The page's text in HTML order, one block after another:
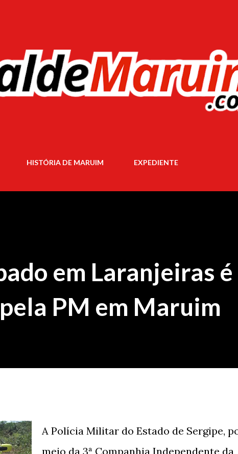
HISTÓRIA DE MARUIM EXPEDIENTE
em Laranjeiras é
PM em Maruim
A Polícia Militar do Estado de Sergipe,
meio da 3ª Companhia Independente da